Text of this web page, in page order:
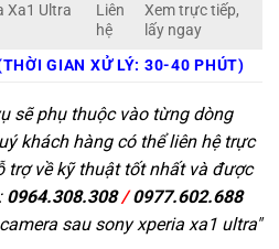
Xa1 Ultra
Liên
hệ
Xem trực tiếp,
lấy ngay
GIAN XỬ LÝ: 30-40 PHÚT)
sẽ phụ thuộc vào từng dòng
khách hàng có thể liên hệ trực
trợ về kỹ thuật tốt nhất và được
0964.308.308/0977.602.688
sau sony xperia xa1 ultra"